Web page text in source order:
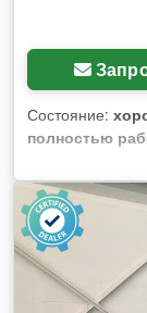
Состояние:
полностью
проход
мм масса около
880 мм 4,5/900
см высота 145
осям X и Z
кулачковый, 4-